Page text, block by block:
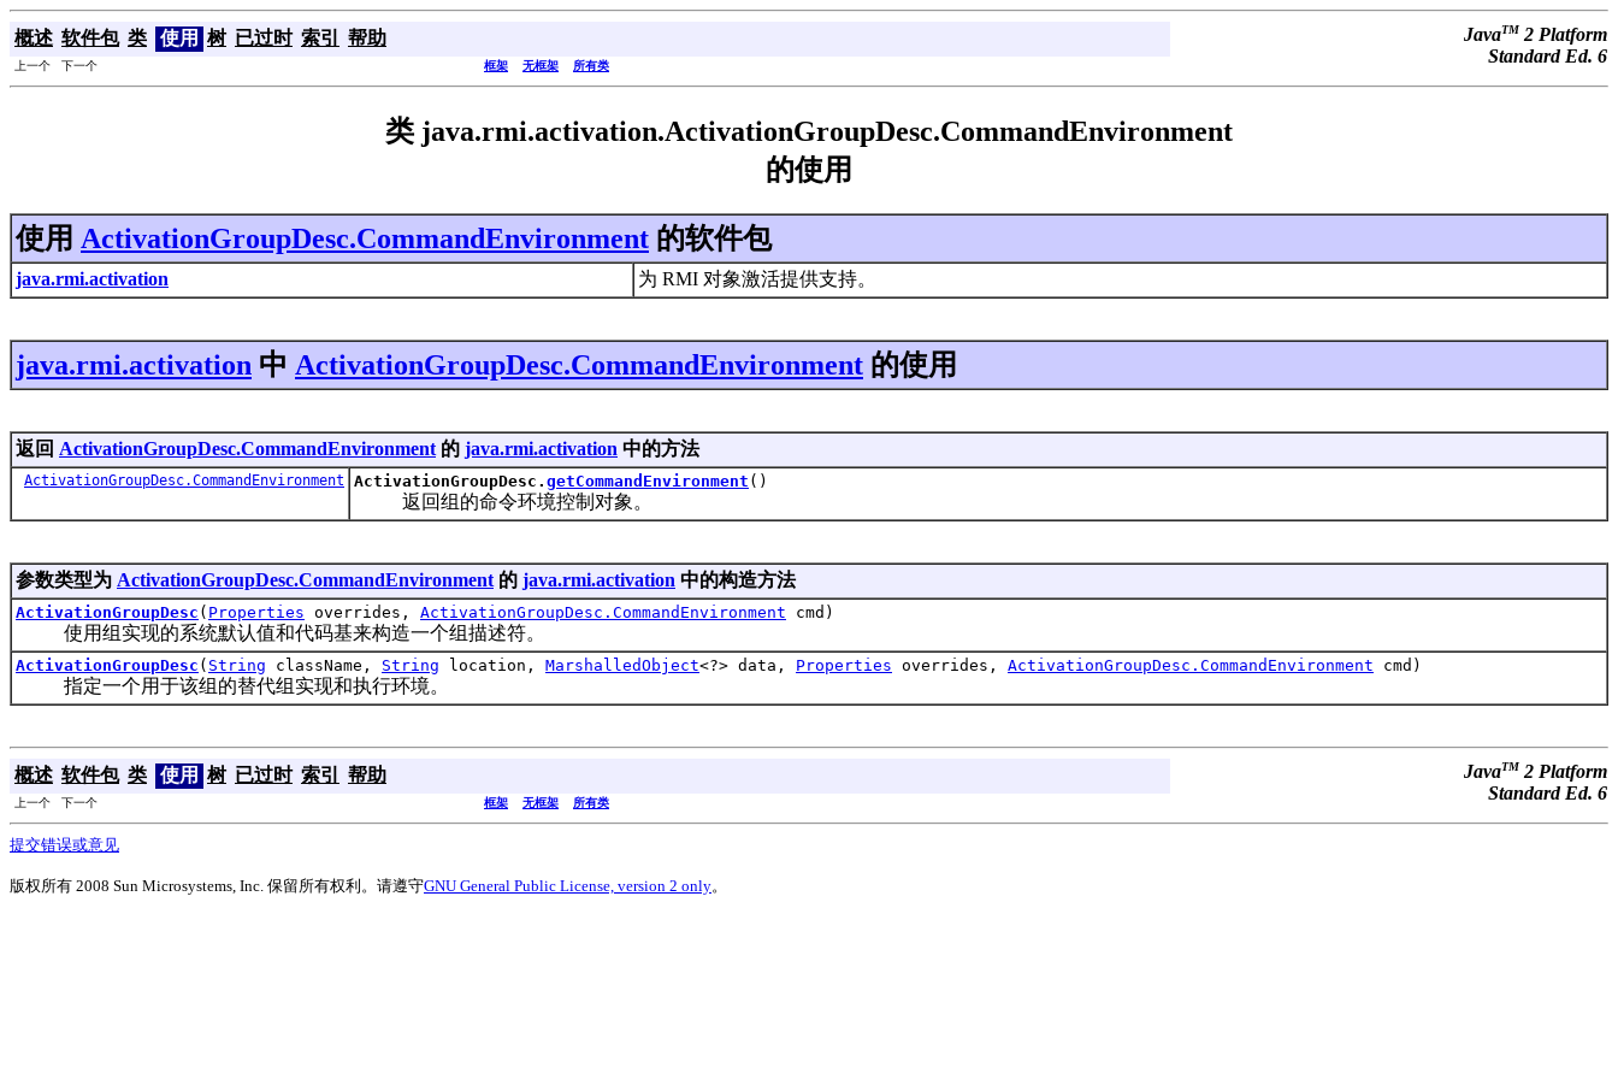
概述 软件包 类 使用 树 已过时 索引 帮助 JavaTM 2 Platform
Standard Ed. 6
上一个 下一个 框架 无框架 所有类
类 java.rmi.activation.ActivationGroupDesc.CommandEnvironment
的使用
使用 ActivationGroupDesc.CommandEnvironment 的软件包
java.rmi.activation 为 RMI 对象激活提供支持。
java.rmi.activation 中 ActivationGroupDesc.CommandEnvironment 的使用
返回 ActivationGroupDesc.CommandEnvironment 的 java.rmi.activation 中的方法
ActivationGroupDesc.CommandEnvironment ActivationGroupDesc. getCommandEnvironment ()
返回组的命令环境控制对象。
参数类型为 ActivationGroupDesc.CommandEnvironment 的 java.rmi.activation 中的构造方法
ActivationGroupDesc ( Properties overrides, ActivationGroupDesc.CommandEnvironment cmd)
使用组实现的系统默认值和代码基来构造一个组描述符。
ActivationGroupDesc ( String className, String location, MarshalledObject<?> data, Properties overrides, ActivationGroupDesc.CommandEnvironment cmd)
指定一个用于该组的替代组实现和执行环境。
概述 软件包 类 使用 树 已过时 索引 帮助 JavaTM 2 Platform
Standard Ed. 6
上一个 下一个 框架 无框架 所有类
提交错误或意见
版权所有 2008 Sun Microsystems, Inc. 保留所有权利。请遵守GNU General Public License, version 2 only。